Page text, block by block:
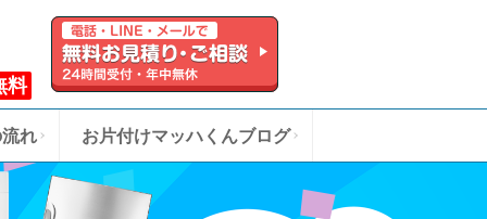
料
れ お片付けマッハくんブログ